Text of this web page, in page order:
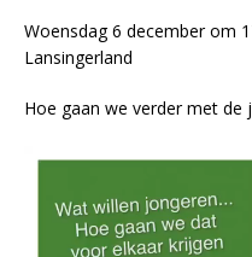
Woensdag 6 december om
Lansingerland
Hoe gaan we verder met de
Videospeler